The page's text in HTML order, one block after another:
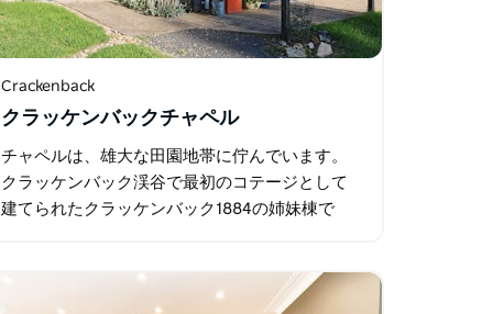
Crackenback
クラッケンバックチャペル
チャペルは、雄大な田園地帯に佇んでいます。
クラッケンバック渓谷で最初のコテージとして
建てられたクラッケンバック1884の姉妹棟で